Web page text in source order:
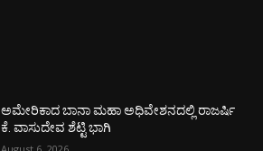
ಅಮೇರಿಕಾದ ಬಾನಾ ಮಹಾ ಅಧಿವೇಶನದಲ್ಲಿ ರಾಜರ್ಷಿ
ಕೆ. ವಾಸುದೇವ ಶೆಟ್ಟಿ ಭಾಗಿ